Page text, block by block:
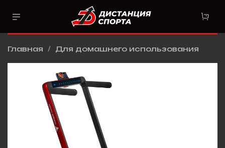
Главная Для домашнего использования